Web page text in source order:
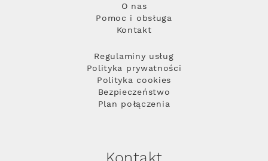
O nas
Pomoc i obsługa
Kontakt
Regulaminy usług
Polityka prywatności
Polityka cookies
Bezpieczeństwo
Plan połączenia